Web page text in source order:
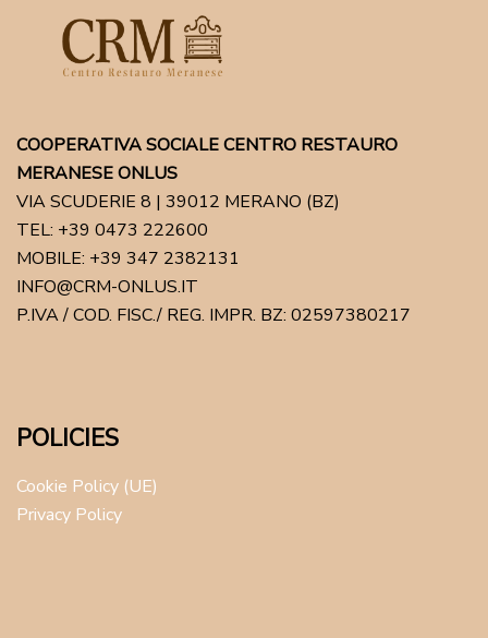
COOPERATIVA SOCIALE CENTRO RESTAURO
MERANESE ONLUS
VIA SCUDERIE 8 | 39012 MERANO (BZ)
TEL: +39 0473 222600
MOBILE: +39 347 2382131
INFO@CRM-ONLUS.IT
P.IVA / COD. FISC./ REG. IMPR. BZ: 02597380217
POLICIES
Cookie Policy (UE)
Privacy Policy